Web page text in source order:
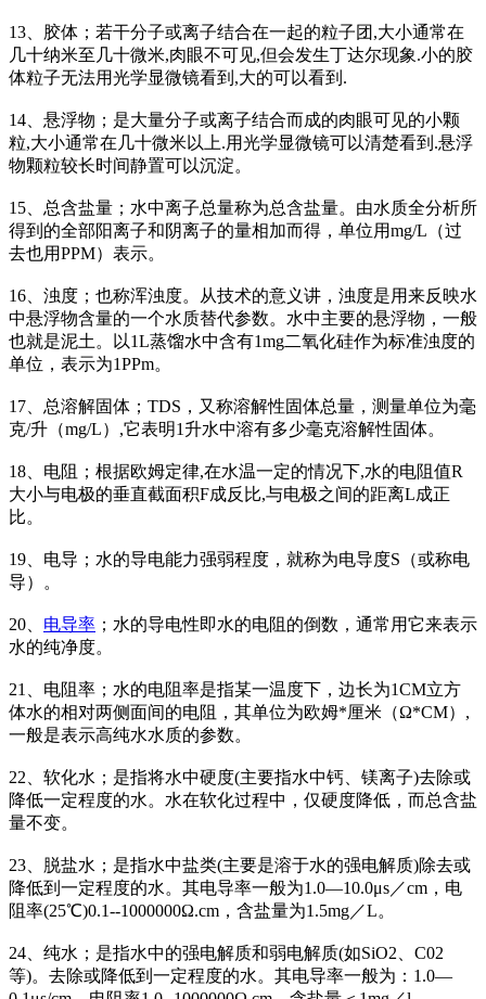
13、胶体；若干分子或离子结合在一起的粒子团,大小通常在
几十纳米至几十微米,肉眼不可见,但会发生丁达尔现象.小的胶
体粒子无法用光学显微镜看到,大的可以看到.
14、悬浮物；是大量分子或离子结合而成的肉眼可见的小颗
粒,大小通常在几十微米以上.用光学显微镜可以清楚看到.悬浮
物颗粒较长时间静置可以沉淀。
15、总含盐量；水中离子总量称为总含盐量。由水质全分析所
得到的全部阳离子和阴离子的量相加而得，单位用mg/L（过
去也用PPM）表示。
16、浊度；也称浑浊度。从技术的意义讲，浊度是用来反映水
中悬浮物含量的一个水质替代参数。水中主要的悬浮物，一般
也就是泥土。以1L蒸馏水中含有1mg二氧化硅作为标准浊度的
单位，表示为1PPm。
17、总溶解固体；TDS，又称溶解性固体总量，测量单位为毫
克/升（mg/L）,它表明1升水中溶有多少毫克溶解性固体。
18、电阻；根据欧姆定律,在水温一定的情况下,水的电阻值R
大小与电极的垂直截面积F成反比,与电极之间的距离L成正
比。
19、电导；水的导电能力强弱程度，就称为电导度S（或称电
导）。
20、 电导率 ；水的导电性即水的电阻的倒数，通常用它来表示
水的纯净度。
21、电阻率；水的电阻率是指某一温度下，边长为1CM立方
体水的相对两侧面间的电阻，其单位为欧姆*厘米（Ω*CM）,
一般是表示高纯水水质的参数。
22、软化水；是指将水中硬度(主要指水中钙、镁离子)去除或
降低一定程度的水。水在软化过程中，仅硬度降低，而总含盐
量不变。
23、脱盐水；是指水中盐类(主要是溶于水的强电解质)除去或
降低到一定程度的水。其电导率一般为1.0—10.0μs／cm，电
阻率(25℃)0.1--1000000Ω.cm，含盐量为1.5mg／L。
24、纯水；是指水中的强电解质和弱电解质(如SiO2、C02
等)。去除或降低到一定程度的水。其电导率一般为：1.0—